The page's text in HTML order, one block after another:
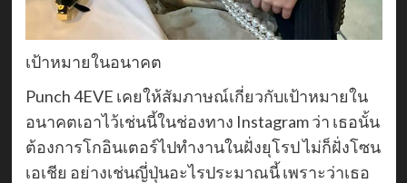
เป้าหมายในอนาคต
Punch 4EVE เคยให้สัมภาษณ์เกี่ยวกับเป้าหมายใน
อนาคตเอาไว้เช่นนี้ในช่องทาง Instagram ว่า เธอนั้น
ต้องการโกอินเตอร์ไปทำงานในฝั่งยุโรป ไม่ก็ฝั่งโซน
เอเชีย อย่างเช่นญี่ปุ่นอะไรประมาณนี้ เพราะว่าเธอ